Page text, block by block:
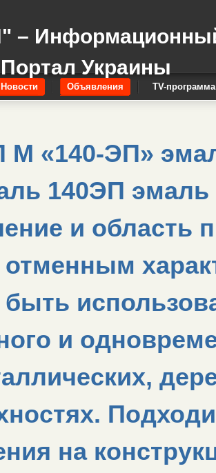
–
Портал Украины
Новости Объявления TV-программа
М «140-ЭП»
140ЭП
и область
и
на